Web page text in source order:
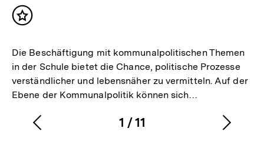
Inhalt
Die Beschäftigung mit kommunalpolitischen Themen
in der Schule bietet die Chance, politische Prozesse
verständlicher und lebensnäher zu vermitteln. Auf der
Ebene der Kommunalpolitik können sich…
Karussellinhalt
1
von
/11
Vorherigen